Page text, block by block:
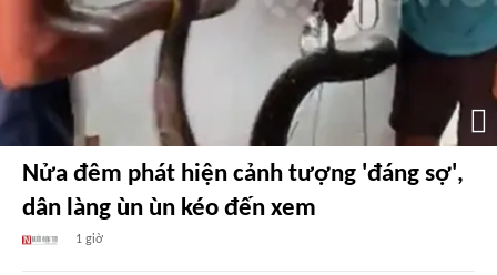
Nửa đêm phát hiện cảnh tượng 'đáng sợ',
dân làng ùn ùn kéo đến xem
1 giờ